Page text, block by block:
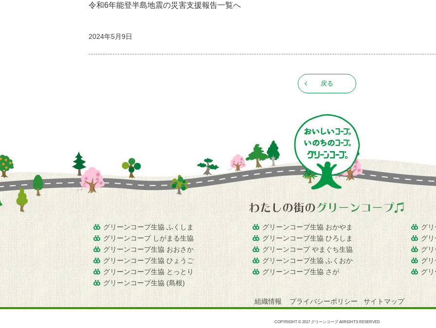
令和6年能登半島地震の災害支援報告一覧へ
2024年5月9日
戻る
グリーンコープ生協 ふくしま
グリーンコープ しがまる生協
グリーンコープ生協 おおさか
グリーンコープ生協 ひょうご
グリーンコープ生協 とっとり
グリーンコープ生協 (島根)
グリーンコープ生協 おかやま
グリーンコープ生協 ひろしま
グリーンコープ やまぐち生協
グリーンコープ生協 ふくおか
グリーンコープ生協 さが
グ
グ
グ
グ
グ
組織情報 プライバシーポリシー サイトマップ
COPYRIGHT © 2017 グリーンコープ AllRIGHTS RESERVED